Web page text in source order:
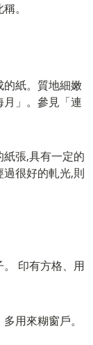
。
紙。質地細嫩
」。參見「連
張,具有一定的
很好的軋光,則
印有方格、用
用來糊窗戶。